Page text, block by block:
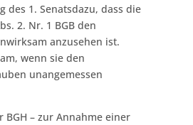
1. Senatsdazu, dass die
2. Nr. 1 BGB den
anzusehen ist.
wenn sie den
unangemessen
– zur Annahme einer